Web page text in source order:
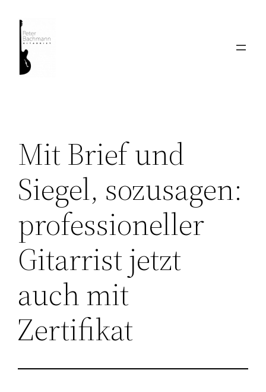
Inhalt
springen
Mit Brief und
Siegel, sozusagen:
professioneller
Gitarrist jetzt
auch mit
Zertifikat